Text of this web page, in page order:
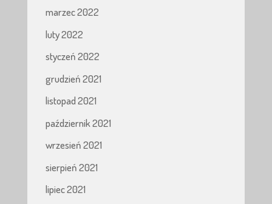
marzec 2022
luty 2022
styczeń 2022
grudzień 2021
listopad 2021
październik 2021
wrzesień 2021
sierpień 2021
lipiec 2021